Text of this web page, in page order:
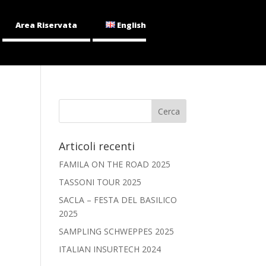
Area Riservata English
Articoli recenti
FAMILA ON THE ROAD 2025
TASSONI TOUR 2025
SACLA – FESTA DEL BASILICO
2025
SAMPLING SCHWEPPES 2025
ITALIAN INSURTECH 2024